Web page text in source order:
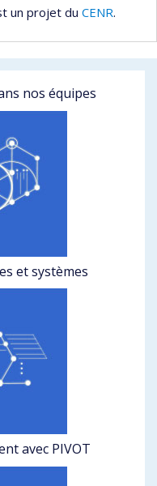
un projet du CENR.
nos équipes
et systèmes
avec PIVOT